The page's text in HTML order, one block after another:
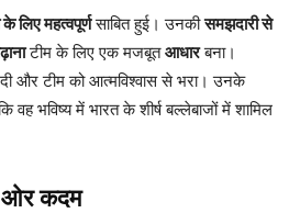
के लिए महत्वपूर्णसाबित हुई। उनकीसमझदारी से
टीम के लिए एक मजबूतआधारबना।
और टीम को आत्मविश्वास से भरा। उनके
वह भविष्य में भारत के शीर्ष बल्लेबाजों में शामिल
ओर कदम